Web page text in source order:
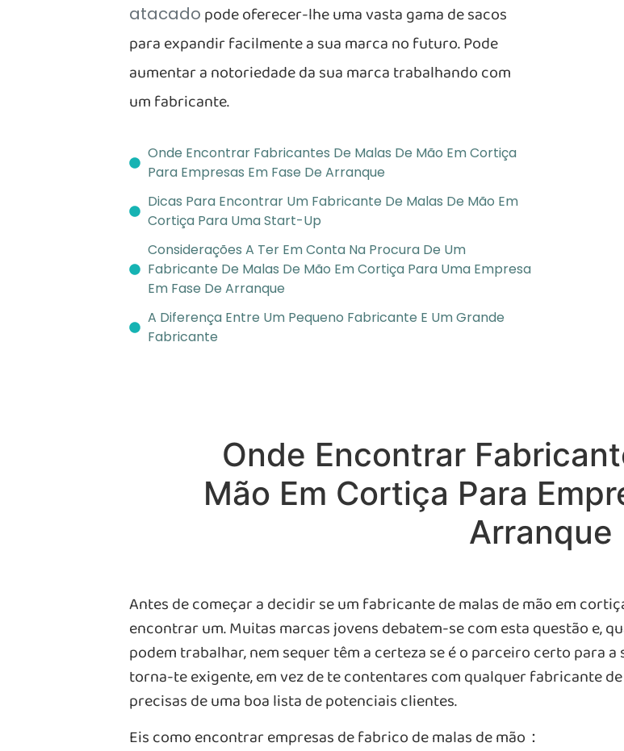
atacado pode oferecer-lhe uma vasta gama de sacos
para expandir facilmente a sua marca no futuro. Pode
aumentar a notoriedade da sua marca trabalhando com
um fabricante.
Onde Encontrar Fabricantes De Malas De Mão Em Cortiça
Para Empresas Em Fase De Arranque
Dicas Para Encontrar Um Fabricante De Malas De Mão Em
Cortiça Para Uma Start-Up
Considerações A Ter Em Conta Na Procura De Um
Fabricante De Malas De Mão Em Cortiça Para Uma Empresa
Em Fase De Arranque
A Diferença Entre Um Pequeno Fabricante E Um Grande
Fabricante
Onde Encontrar
Mão Em Cortiça Para
Arranque
Antes de começar a decidir se um fabricante de malas de mão em
encontrar um. Muitas marcas jovens debatem-se com esta questão e,
podem trabalhar, nem sequer têm a certeza se é o parceiro certo para
torna-te exigente, em vez de te contentares com qualquer fabricante
precisas de uma boa lista de potenciais clientes.
Eis como encontrar empresas de fabrico de malas de mão：